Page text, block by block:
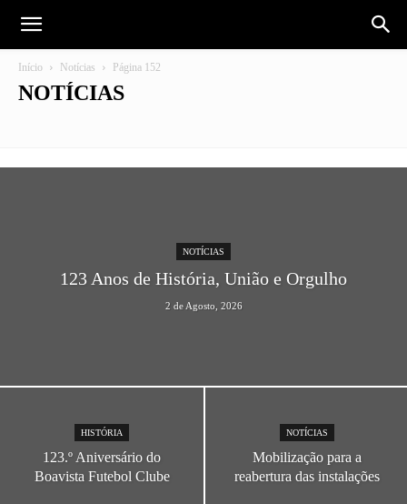
Início Notícias Página 152
NOTÍCIAS
NOTÍCIAS
123 Anos de História, União e Orgulho
2 de Agosto, 2026
HISTÓRIA
123.º Aniversário do
Boavista Futebol Clube
NOTÍCIAS
Mobilização para a
reabertura das instalações